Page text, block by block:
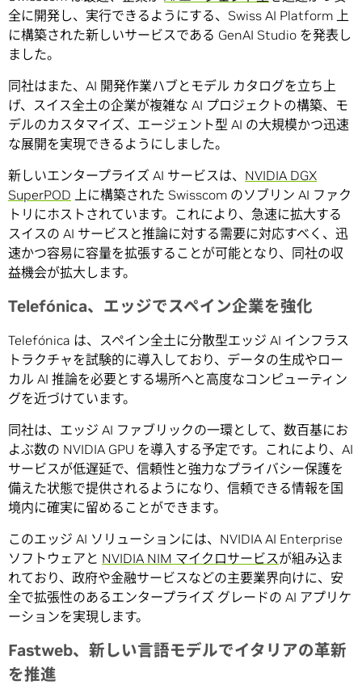
全に開発し、実行できるようにする、Swiss AI Platform 上
に構築された新しいサービスである GenAI Studio を発表し
ました。
同社はまた、AI 開発作業ハブとモデル カタログを立ち上
げ、スイス全土の企業が複雑な AI プロジェクトの構築、モ
デルのカスタマイズ、エージェント型 AI の大規模かつ迅速
な展開を実現できるようにしました。
新しいエンタープライズ AI サービスは、 NVIDIA DGX
SuperPOD 上に構築された Swisscom のソブリン AI ファク
トリにホストされています。これにより、急速に拡大する
スイスの AI サービスと推論に対する需要に対応すべく、迅
速かつ容易に容量を拡張することが可能となり、同社の収
益機会が拡大します。
Telefónica、エッジでスペイン企業を強化
Telefónica は、スペイン全土に分散型エッジ AI インフラス
トラクチャを試験的に導入しており、データの生成やロー
カル AI 推論を必要とする場所へと高度なコンピューティン
グを近づけています。
同社は、エッジ AI ファブリックの一環として、数百基にお
よぶ数の NVIDIA GPU を導入する予定です。これにより、AI
サービスが低遅延で、信頼性と強力なプライバシー保護を
備えた状態で提供されるようになり、信頼できる情報を国
境内に確実に留めることができます。
このエッジ AI ソリューションには、NVIDIA AI Enterprise
ソフトウェアと NVIDIA NIM マイクロサービスが組み込ま
れており、政府や金融サービスなどの主要業界向けに、安
全で拡張性のあるエンタープライズ グレードの AI アプリケ
ーションを実現します。
Fastweb、新しい言語モデルでイタリアの革新
を推進